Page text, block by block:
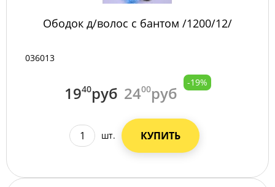
Ободок д/волос с бантом /1200/12/
036013
1940руб 2400руб
-19%
шт. КУПИТЬ